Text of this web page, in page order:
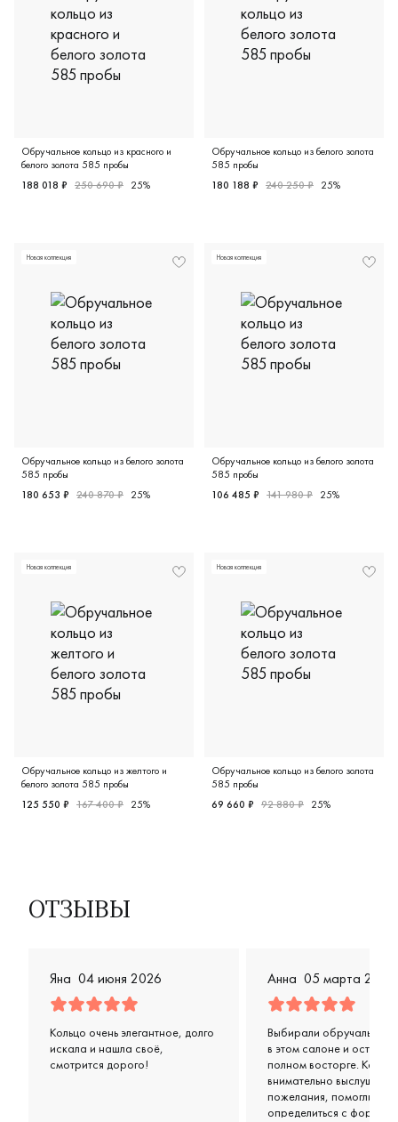
Обручальное кольцо из красного и
белого золота 585 пробы
188 018 ₽ 250 690 ₽ 25%
Обручальное кольцо из белого золота
585 пробы
180 188 ₽ 240 250 ₽ 25%
Новая коллекция
Обручальное кольцо из белого золота
585 пробы
180 653 ₽ 240 870 ₽ 25%
Новая коллекция
Обручальное кольцо из белого золота
585 пробы
106 485 ₽ 141 980 ₽ 25%
Новая коллекция
Обручальное кольцо из желтого и
белого золота 585 пробы
125 550 ₽ 167 400 ₽ 25%
Новая коллекция
Обручальное кольцо из белого золота
585 пробы
69 660 ₽ 92 880 ₽ 25%
ОТЗЫВЫ
Яна 04 июня 2026
Кольцо очень элегантное, долго
искала и нашла своё,
смотрится дорого!
Анна 05 марта 2026
Выбирали обручальные
в этом салоне и
полном восторге.
внимательно выслушали
пожелания, помогли
определиться с формой